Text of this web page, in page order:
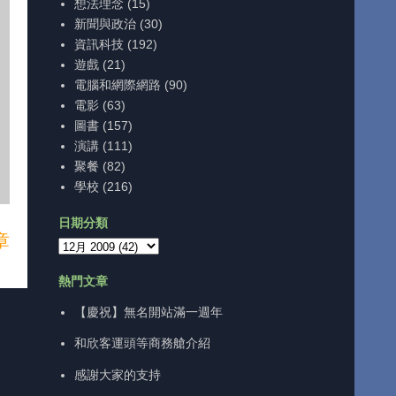
想法理念 (15)
新聞與政治 (30)
資訊科技 (192)
遊戲 (21)
電腦和網際網路 (90)
電影 (63)
圖書 (157)
演講 (111)
聚餐 (82)
學校 (216)
日期分類
熱門文章
【慶祝】無名開站滿一週年
和欣客運頭等商務艙介紹
感謝大家的支持